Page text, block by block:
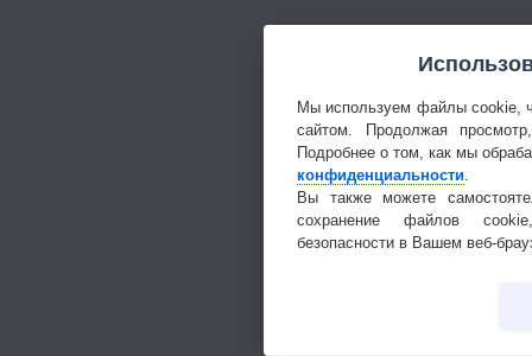
Мы используем файлы cookie,
сайтом. Продолжая
Подробнее о том, как мы
конфиденциальности
Вы также можете
сохранение файлов
безопасности в Вашем веб-